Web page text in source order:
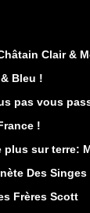
Clair &
Bleu !
pas vous
!
plus sur terre:
Des Singes
Frères Scott